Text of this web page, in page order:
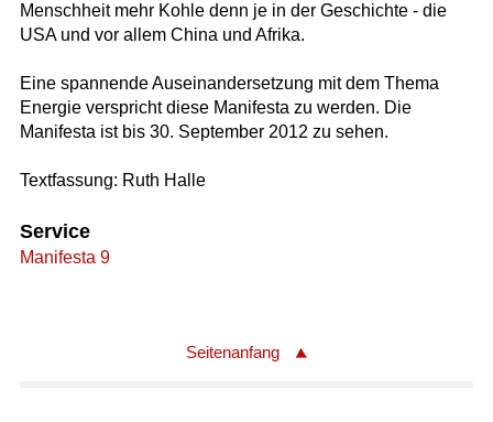
Menschheit mehr Kohle denn je in der Geschichte - die
USA und vor allem China und Afrika.
Eine spannende Auseinandersetzung mit dem Thema
Energie verspricht diese Manifesta zu werden. Die
Manifesta ist bis 30. September 2012 zu sehen.
Textfassung: Ruth Halle
Service
Manifesta 9
Seitenanfang